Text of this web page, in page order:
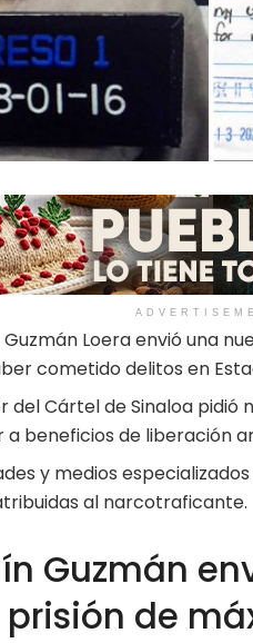
Loera envió una
cometido delitos en
del Cártel de Sinaloa
a beneficios de liberación
y medios
al narcotraficante.
Guzmán
prisión de